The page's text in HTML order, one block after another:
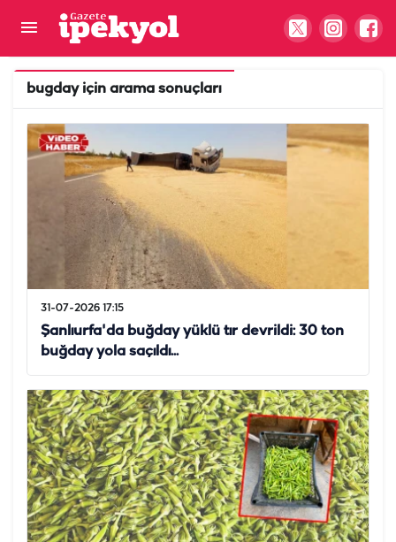
bugdayiçin arama sonuçları
31-07-2026 17:15
Şanlıurfa'da buğday yüklü tır devrildi: 30 ton
buğday yola saçıldı...